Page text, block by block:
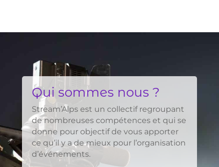
Qui sommes nous ?
Stream’Alps est un collectif regroupant
de nombreuses compétences et qui se
donne pour objectif de vous apporter
ce qu’il y a de mieux pour l’organisation
d’événements.